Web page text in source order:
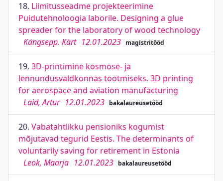
18. Liimitusseadme projekteerimine
Puidutehnoloogia laborile. Designing a glue
spreader for the laboratory of wood technology
Kängsepp. Kärt 12.01.2023 magistritööd
19. 3D-printimine kosmose- ja
lennundusvaldkonnas tootmiseks. 3D printing
for aerospace and aviation manufacturing
Laid, Artur 12.01.2023 bakalaureusetööd
20. Vabatahtlikku pensioniks kogumist
mõjutavad tegurid Eestis. The determinants of
voluntarily saving for retirement in Estonia
Leok, Maarja 12.01.2023 bakalaureusetööd